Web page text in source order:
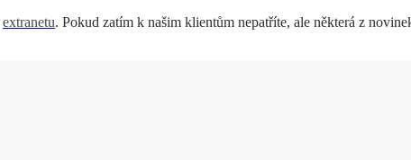
extranetu. Pokud zatím k našim klientům nepatříte, ale některá z